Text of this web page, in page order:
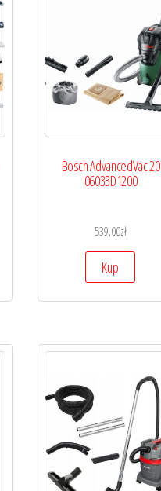
Bosch AdvancedVac 20
06033D1200
539,00zł
Kup